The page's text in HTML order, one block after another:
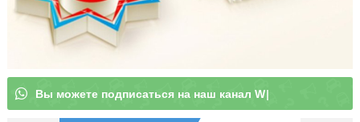
Вы можете подписа|